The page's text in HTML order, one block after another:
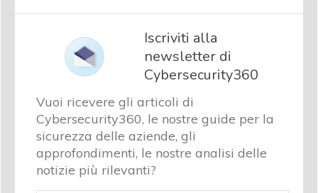
Iscriviti alla
newsletter di
Cybersecurity360
Vuoi ricevere gli articoli di
Cybersecurity360, le nostre guide per la
sicurezza delle aziende, gli
approfondimenti, le nostre analisi delle
notizie più rilevanti?